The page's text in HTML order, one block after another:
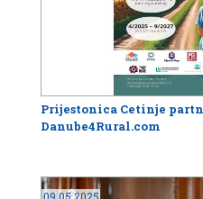
Prijestonica Cetinje
Danube4Rural.com